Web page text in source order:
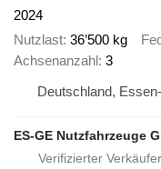
2024
Nutzlast 36’500 kg
Achsenanzahl 3
Deutschland,
ES-GE Nutzfahrzeuge